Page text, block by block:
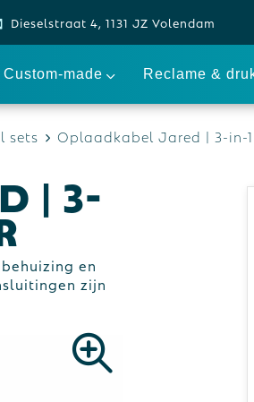
Dieselstraat 4, 1131 JZ Volendam
Custom-made Reclame &
sets Oplaadkabel Jared | 3-in-
| 3-
en
zijn